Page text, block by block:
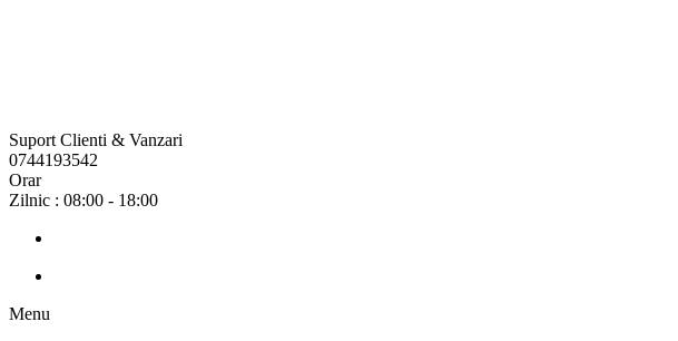
Suport Clienti & Vanzari
0744193542
Orar
Zilnic : 08:00 - 18:00
Menu